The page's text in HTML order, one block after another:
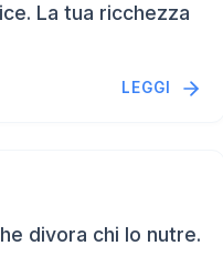
La tua ricchezza
LEGGI
divora chi lo nutre.